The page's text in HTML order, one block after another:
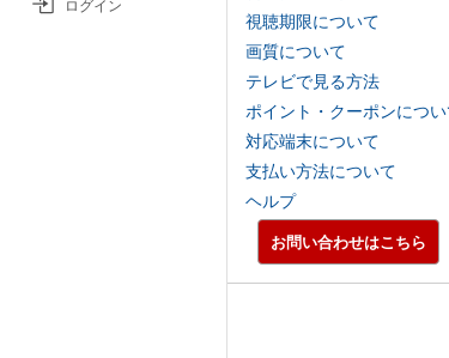
ログイン
視聴期限について
画質について
テレビで見る方法
ポイント・クーポンについ
対応端末について
支払い方法について
ヘルプ
お問い合わせはこちら